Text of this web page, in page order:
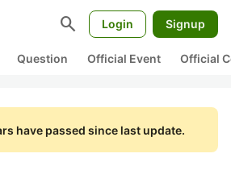
search Login Signup
Question Official Event Official
have passed since last update.